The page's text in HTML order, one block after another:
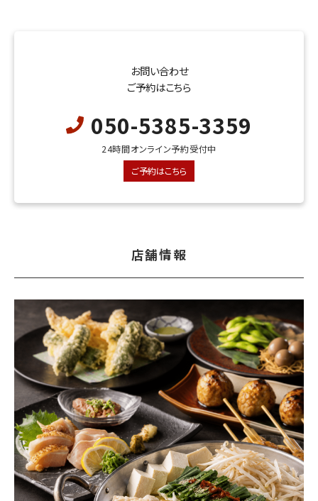
お問い合わせ
ご予約はこちら
050-5385-3359
24時間オンライン予約受付中
ご予約はこちら
店舗情報